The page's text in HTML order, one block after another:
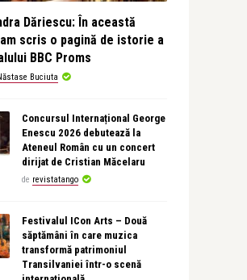
Dăriescu: În această
scris o pagină de istorie a
BBC Proms
Buciuta
Concursul Internațional George
Enescu 2026 debutează la
Ateneul Român cu un concert
dirijat de Cristian Măcelaru
de revistatango
Festivalul ICon Arts – Două
săptămâni în care muzica
transformă patrimoniul
Transilvaniei într-o scenă